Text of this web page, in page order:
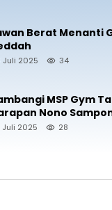
Berat Menanti
Juli 2025 34
MSP Gym
Nono
Juli 2025 28